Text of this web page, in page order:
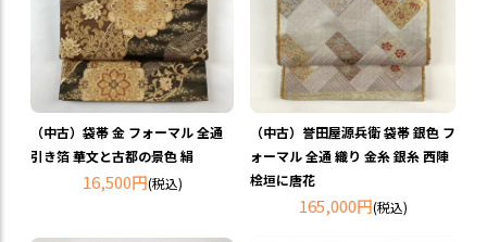
（中古）袋帯 金 フォーマル 全通
引き箔 華文と古都の景色 絹
16,500円(税込)
（中古）誉田屋源兵衛 袋帯 銀色 フ
ォーマル 全通 織り 金糸 銀糸 西陣
桧垣に唐花
165,000円(税込)